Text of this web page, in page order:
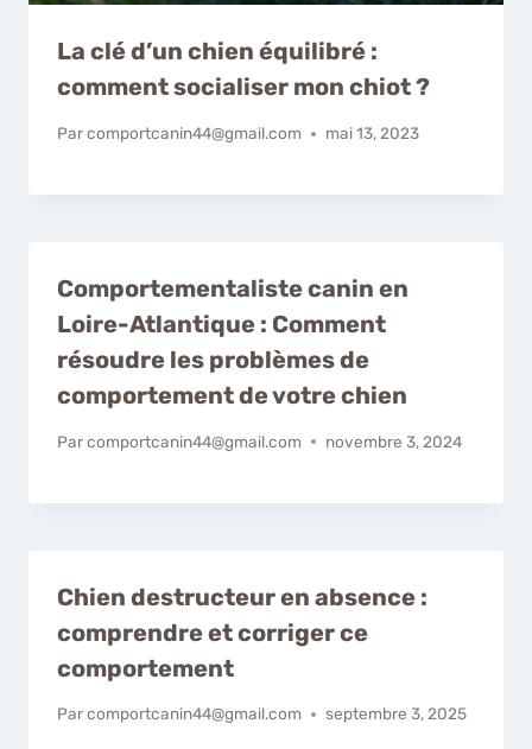
La clé d’un chien équilibré :
comment socialiser mon chiot ?
Parcomportcanin44@gmail.com mai 13, 2023
Comportementaliste canin en
Loire-Atlantique : Comment
résoudre les problèmes de
comportement de votre chien
Parcomportcanin44@gmail.com novembre 3, 2024
Chien destructeur en absence :
comprendre et corriger ce
comportement
Parcomportcanin44@gmail.com septembre 3, 2025